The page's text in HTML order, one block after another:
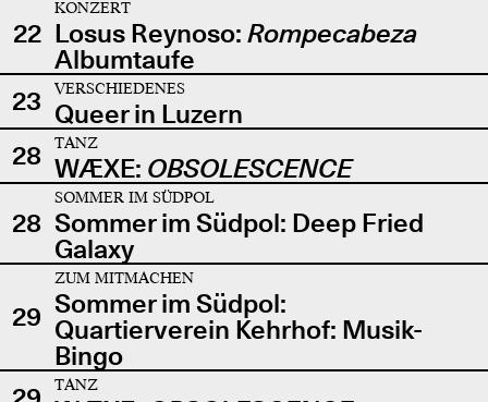
22
KONZERT
Losus Reynoso: Rompecabeza
Albumtaufe
23
VERSCHIEDENES
Queer in Luzern
28
TANZ
WÆXE: OBSOLESCENCE
28
SOMMER IM SÜDPOL
Sommer im Südpol: Deep Fried
Galaxy
29
ZUM MITMACHEN
Sommer im Südpol:
Quartierverein Kehrhof: Musik-
Bingo
TANZ